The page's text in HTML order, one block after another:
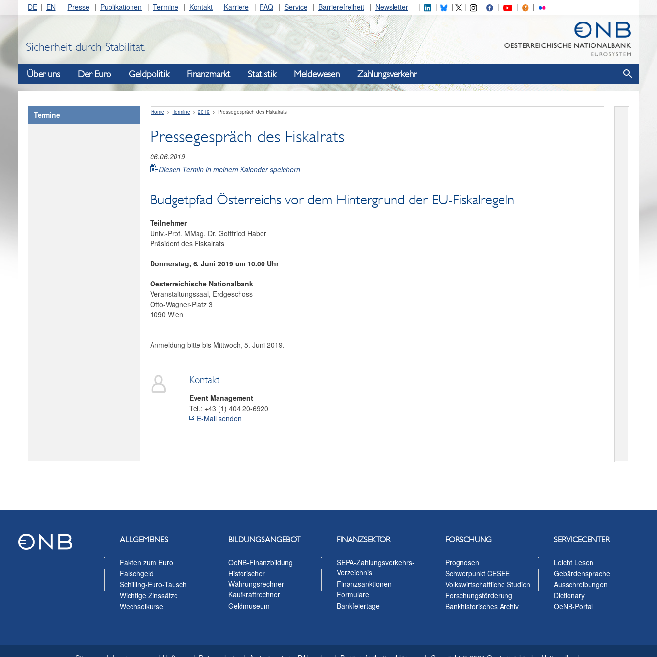
DE EN Presse Publikationen Termine Kontakt Karriere FAQ Service Barrierefreiheit Newsletter
Sicherheit durch Stabilität.
Über uns Der Euro Geldpolitik Finanzmarkt Statistik Meldewesen Zahlungsverkehr
Termine Home Termine 2019 Pressegespräch des Fiskalrats
Pressegespräch des Fiskalrats
06.06.2019
Diesen Termin in meinem Kalender speichern
Budgetpfad Österreichs vor dem Hintergrund der EU-Fiskalregeln
Teilnehmer
Univ.-Prof. MMag. Dr. Gottfried Haber
Präsident des Fiskalrats
Donnerstag, 6. Juni 2019 um 10.00 Uhr
Oesterreichische Nationalbank
Veranstaltungssaal, Erdgeschoss
Otto-Wagner-Platz 3
1090 Wien
Anmeldung bitte bis Mittwoch, 5. Juni 2019.
Kontakt
Event Management
Tel.: +43 (1) 404 20-6920
E-Mail senden
ALLGEMEINES
Fakten zum Euro
Falschgeld
Schilling-Euro-Tausch
Wichtige Zinssätze
Wechselkurse
BILDUNGSANGEBOT
OeNB-Finanzbildung
Historischer
Währungsrechner
Kaufkraftrechner
Geldmuseum
FINANZSEKTOR
SEPA-Zahlungsverkehrs-
Verzeichnis
Finanzsanktionen
Formulare
Bankfeiertage
FORSCHUNG
Prognosen
Schwerpunkt CESEE
Volkswirtschaftliche Studien
Forschungsförderung
Bankhistorisches Archiv
SERVICECENTER
Leicht Lesen
Gebärdensprache
Ausschreibungen
Dictionary
OeNB-Portal